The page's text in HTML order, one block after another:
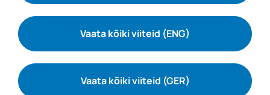
Vaata kõiki viiteid (ENG)
Vaata kõiki viiteid (GER)